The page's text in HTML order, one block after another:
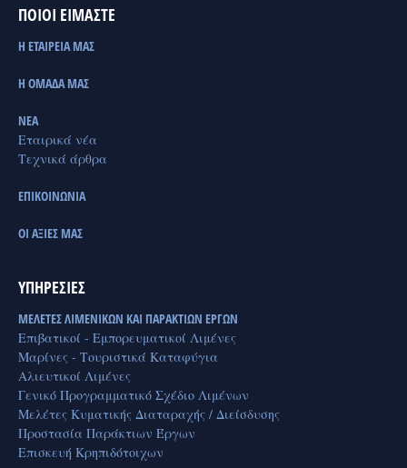
ΠΟΙΟΙ ΕΙΜΑΣΤΕ
Η ΕΤΑΙΡΕΙΑ ΜΑΣ
Η ΟΜΑΔΑ ΜΑΣ
ΝΕΑ
Εταιρικά νέα
Τεχνικά άρθρα
ΕΠΙΚΟΙΝΩΝΙΑ
ΟΙ ΑΞΙΕΣ ΜΑΣ
ΥΠΗΡΕΣΙΕΣ
ΜΕΛΕΤΕΣ ΛΙΜΕΝΙΚΩΝ ΚΑΙ ΠΑΡΑΚΤΙΩΝ ΕΡΓΩΝ
Επιβατικοί - Εμπορευματικοί Λιμένες
Μαρίνες - Τουριστικά Καταφύγια
Αλιευτικοί Λιμένες
Γενικό Προγραμματικό Σχέδιο Λιμένων
Μελέτες Κυματικής Διαταραχής / Διείσδυσης
Προστασία Παράκτιων Έργων
Επισκευή Κρηπιδότοιχων